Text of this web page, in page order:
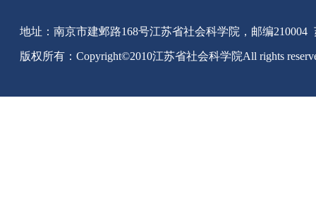
地址：南京市建邺路168号江苏省社会科学院，邮编210004
版权所有：Copyright©2010江苏省社会科学院All rights